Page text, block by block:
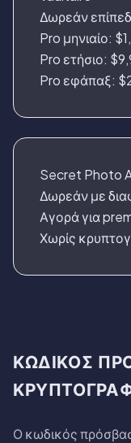
Δωρεάν
Pro μηνιαίο:
Pro ετήσιο:
Pro εφάπαξ:
Secret Photo
Δωρεάν με
Αγορά για
Χωρίς
ΚΩΔΙΚΌΣ
Ο κωδικός